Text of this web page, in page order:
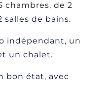
chambres, de 2
salles de bains.
indépendant, un
un chalet.
bon état, avec